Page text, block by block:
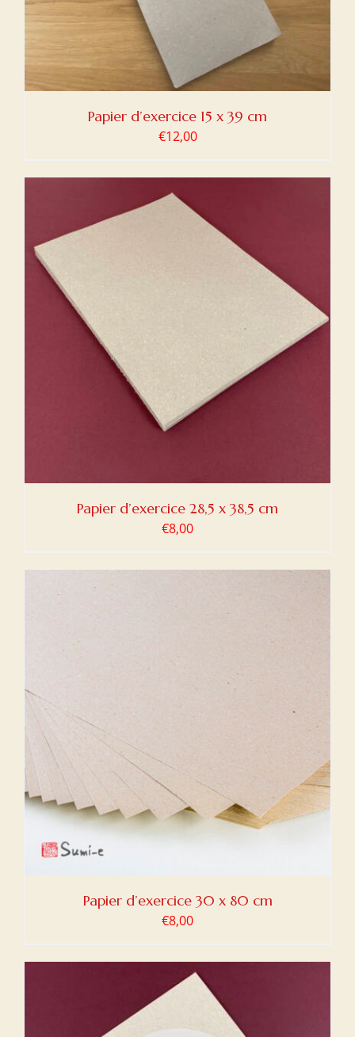
Papier d’exercice 15 x 39 cm
€12,00
Papier d’exercice 28,5 x 38,5 cm
€8,00
Papier d’exercice 30 x 80 cm
€8,00